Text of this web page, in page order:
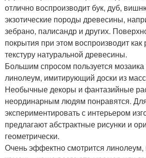
отлично воспроизводит бук, дуб,
экзотические породы древесины,
зебрано, палисандр и других.
покрытия при этом воспроизводит как
текстуру натуральной древесины.
Большим спросом пользуется
линолеум, имитирующий доски из
Необычные декоры и фантазийные
неординарным людям понравятся.
экспериментировать с интерьером
предлагают абстрактные рисунки и
геометрически.
Очень эффектно смотрится